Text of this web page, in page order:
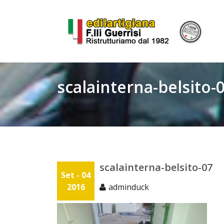
scalainterna-belsito-
Set - 04
2016
scalainterna-belsito-07
adminduck